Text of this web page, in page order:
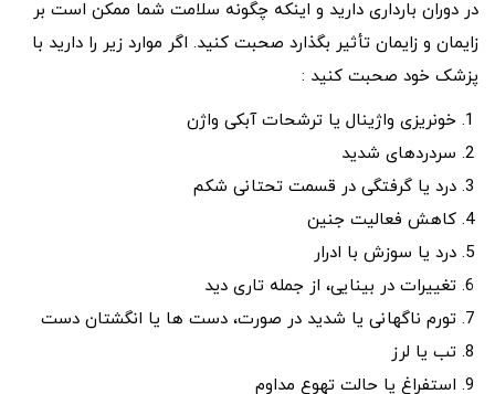
در دوران بارداری دارید و اینکه چگونه سلامت شما ممکن است بر
زایمان و زایمان تأثیر بگذارد صحبت کنید. اگر موارد زیر را دارید با
پزشک خود صحبت کنید :
خونریزی واژینال یا ترشحات آبکی واژن
سردردهای شدید
درد یا گرفتگی در قسمت تحتانی شکم
کاهش فعالیت جنین
درد یا سوزش با ادرار
تغییرات در بینایی، از جمله تاری دید
تورم ناگهانی یا شدید در صورت، دست ها یا انگشتان دست
تب یا لرز
استفراغ یا حالت تهوع مداوم